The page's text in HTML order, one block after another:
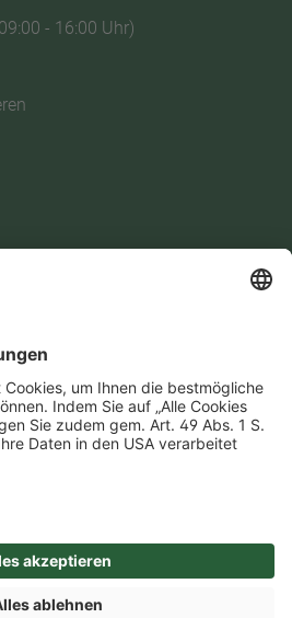
- 16:00 Uhr)
Datenschutz
AGB
Compliance